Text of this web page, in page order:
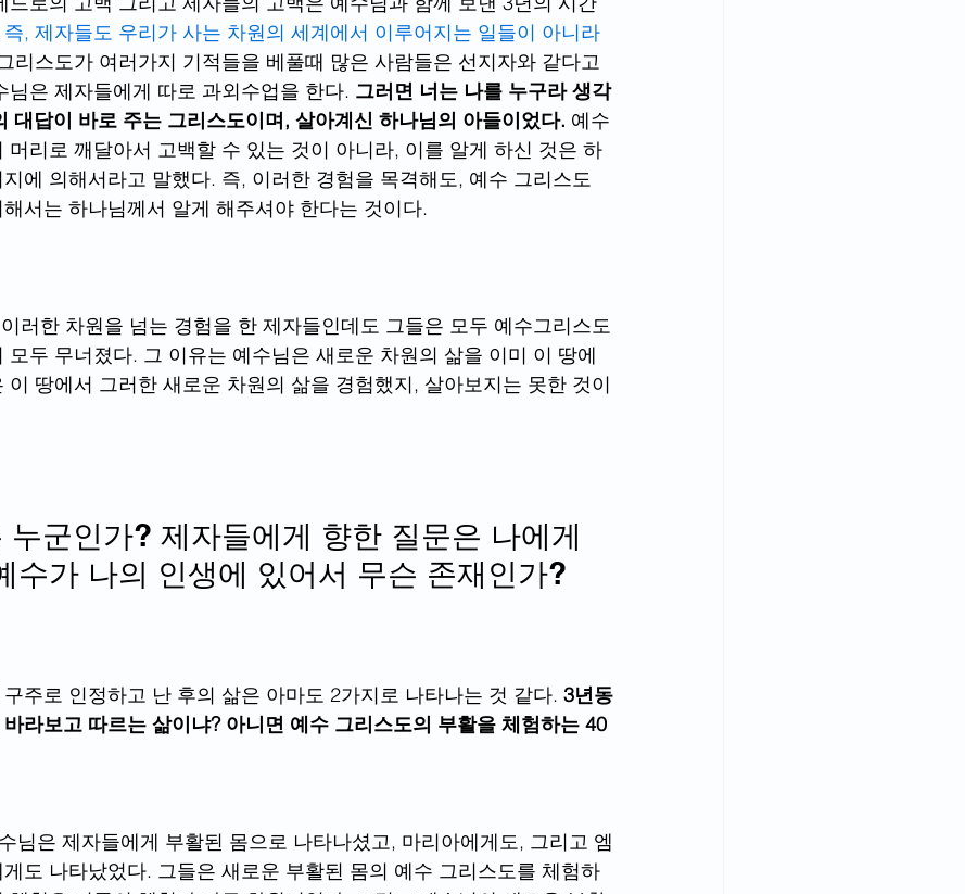
즉, 제자들도 우리가 사는 차원의 세계에서 이루어지는 일들이 아니라
리스도가 여러가지 기적들을 베풀때 많은 사람들은 선지자와 같다고
님은 제자들에게 따로 과외수업을 한다. 그러면 너는 나를 누구라 생각
대답이 바로 주는 그리스도이며, 살아계신 하나님의 아들이었다. 예수
머리로 깨달아서 고백할 수 있는 것이 아니라, 이를 알게 하신 것은 하
에 의해서라고 말했다. 즉, 이러한 경험을 목격해도, 예수 그리스도
서는 하나님께서 알게 해주셔야 한다는 것이다.
러한 차원을 넘는 경험을 한 제자들인데도 그들은 모두 예수그리스도
모두 무너졌다. 그 이유는 예수님은 새로운 차원의 삶을 이미 이 땅에
이 땅에서 그러한 새로운 차원의 삶을 경험했지, 살아보지는 못한 것이
누군인가? 제자들에게 향한 질문은 나에게
수가 나의 인생에 있어서 무슨 존재인가?
주로 인정하고 난 후의 삶은 아마도 2가지로 나타나는 것 같다. 3년동
라보고 따르는 삶이냐? 아니면 예수 그리스도의 부활을 체험하는 40
님은 제자들에게 부활된 몸으로 나타나셨고, 마리아에게도, 그리고 엠
도 나타났었다. 그들은 새로운 부활된 몸의 예수 그리스도를 체험하